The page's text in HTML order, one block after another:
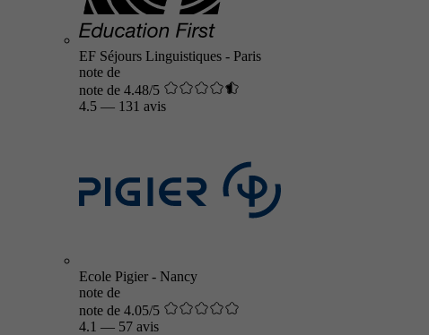
EF Séjours Linguistiques - Paris
note de
note de 4.48/5
4.5 — 131 avis
Ecole Pigier - Nancy
note de
note de 4.05/5
4.1 — 57 avis